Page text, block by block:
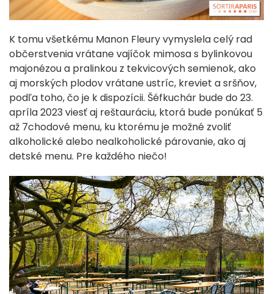
K tomu všetkému Manon Fleury vymyslela celý rad
občerstvenia vrátane vajíčok mimosa s bylinkovou
majonézou a pralinkou z tekvicových semienok, ako
aj morských plodov vrátane ustríc, kreviet a sršňov,
podľa toho, čo je k dispozícii. Šéfkuchár bude do 23.
apríla 2023 viesť aj reštauráciu, ktorá bude ponúkať 5
až 7chodové menu, ku ktorému je možné zvoliť
alkoholické alebo nealkoholické párovanie, ako aj
detské menu. Pre každého niečo!